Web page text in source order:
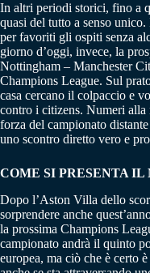
In altri periodi storici, fino a
quasi del tutto a senso
per favoriti gli ospiti senza
giorno d’oggi, invece, la
Nottingham – Manchester
Champions League. Sul
casa cercano il colpaccio e
contro i citizens. Numeri alla
forza del campionato
uno scontro diretto vero e
COME SI PRESENTA
Dopo l’Aston Villa dello
sorprendere anche
la prossima Champions
campionato andrà il quinto
europea, ma ciò che è certo